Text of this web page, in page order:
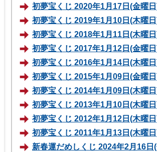
初夢宝くじ 2020年1月17日(金曜
初夢宝くじ 2019年1月10日(木曜
初夢宝くじ 2018年1月11日(木曜
初夢宝くじ 2017年1月12日(金曜
初夢宝くじ 2016年1月14日(木曜
初夢宝くじ 2015年1月09日(金曜
初夢宝くじ 2014年1月09日(木曜
初夢宝くじ 2013年1月10日(木曜
初夢宝くじ 2012年1月12日(木曜
初夢宝くじ 2011年1月13日(木曜
新春運だめしくじ 2024年2月16日